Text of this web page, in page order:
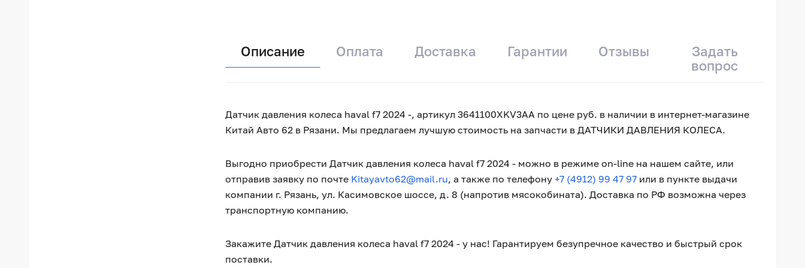
Описание Оплата Доставка Гарантии Отзывы
Задать
вопрос
Датчик давления колеса haval f7 2024 -, артикул 3641100XKV3AA по цене руб. в наличии в интернет-магазине
Китай Авто 62 в Рязани. Мы предлагаем лучшую стоимость на запчасти в ДАТЧИКИ ДАВЛЕНИЯ КОЛЕСА.
Выгодно приобрести Датчик давления колеса haval f7 2024 - можно в режиме on-line на нашем сайте, или
отправив заявку по почте Kitayavto62@mail.ru, а также по телефону +7 (4912) 99 47 97или в пункте выдачи
компании г. Рязань, ул. Касимовское шоссе, д. 8 (напротив мясокобината). Доставка по РФ возможна через
транспортную компанию.
Закажите Датчик давления колеса haval f7 2024 - у нас! Гарантируем безупречное качество и быстрый срок
поставки.